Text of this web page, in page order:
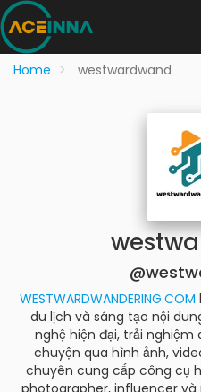
Home westwardwand
WESTWARDWANDERING.COM
du lịch và sáng tạo nội
nghệ hiện đại, trải
chuyện qua hình ảnh,
chuyên cung cấp công cụ
photographer, influencer